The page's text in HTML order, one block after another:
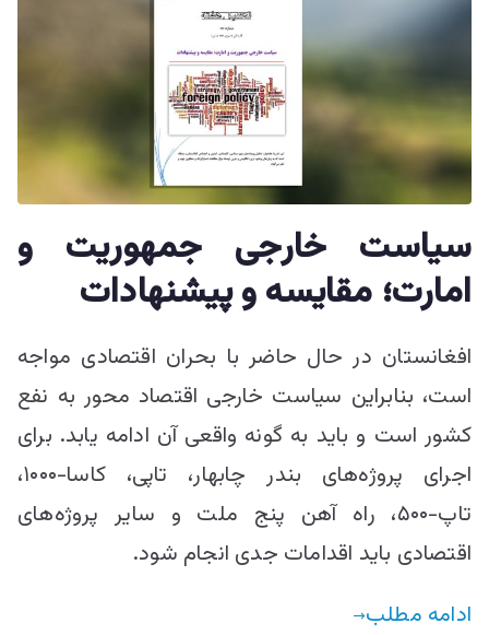
سیاست خارجی جمهوریت و
امارت؛ مقایسه و پیشنهادات
افغانستان در حال حاضر با بحران اقتصادی مواجه
است، بنابراین سیاست خارجی اقتصاد محور به نفع
کشور است و باید به گونه واقعی آن ادامه یابد. برای
اجرای پروژه‌های بندر چابهار، تاپی، کاسا-۱۰۰۰،
تاپ-۵۰۰، راه آهن پنج ملت و سایر پروژه‌های
اقتصادی باید اقدامات جدی انجام شود.
ادامه مطلب